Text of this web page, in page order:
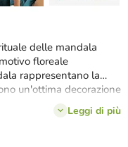
delle mandala
floreale
rappresentano la
un'ottima decorazione
Leggi di più